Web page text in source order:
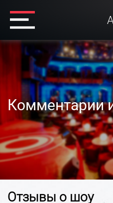
Комментарии
Отзывы о шоу